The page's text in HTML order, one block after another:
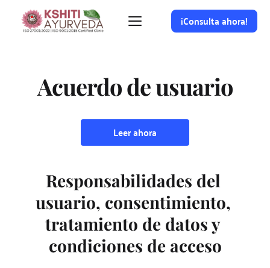
¡Consulta ahora!
Acuerdo de usuario
Leer ahora
Responsabilidades del
usuario, consentimiento,
tratamiento de datos y
condiciones de acceso